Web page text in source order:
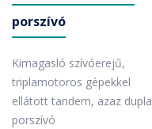
porszívó
Kimagasló szívóerejű,
triplamotoros gépekkel
ellátott tandem, azaz dupla
porszívó